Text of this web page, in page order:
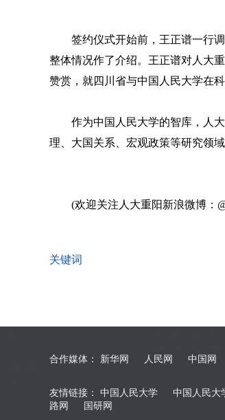
签约仪式开始前，王正谱一行
整体情况作了介绍。王正谱对人大
赞赏，就四川省与中国人民大学在
作为中国人民大学的智库，人
理、大国关系、宏观政策等研究领
(欢迎关注人大重阳新浪微博：
关键词
合作媒体： 新华网 人民网 中国网
友情链接： 中国人民大学 中国人民大
路网
国研网